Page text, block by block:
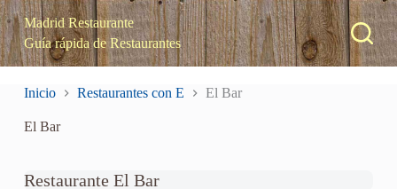
S
a
l
t
n
Madrid Restaurante
Guía rápida de Restaurantes
Inicio Restaurantes con E El Bar
El Bar
Restaurante El Bar